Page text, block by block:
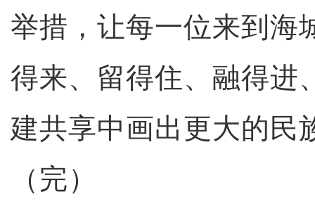
举措，让每一位来到海
得来、留得住、融得进
建共享中画出更大的民
（完）